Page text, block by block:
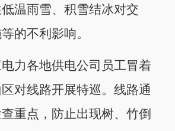
温雨雪、积雪结冰对交
的不利影响。
各地供电公司员工冒着
对线路开展特巡。线路通
重点，防止出现树、竹倒